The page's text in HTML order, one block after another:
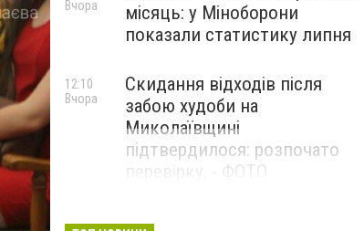
місяць: у Міноборони
показали статистику липня
Вчора
Скидання відходів після
забою худоби на
Миколаївщині
підтвердилося: розпочато
перевірку, - ФОТО
12:10
Вчора